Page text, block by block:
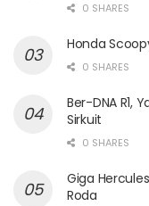
0 SHARES
Honda
0 SHARES
Ber-DNA R1,
Sirkuit
0 SHARES
Giga
Roda